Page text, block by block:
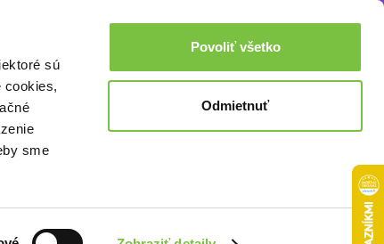
sú
cookies,
sme
Povoliť všetko
Odmietnuť
Prihlásenie 0,00€
Akcie a zľavy
Zoradiť podľa: